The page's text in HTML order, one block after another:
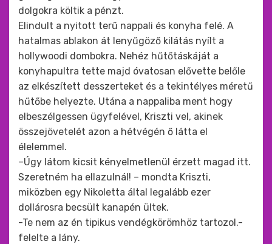
dolgokra költik a pénzt.
Elindult a nyitott terű nappali és konyha felé. A
hatalmas ablakon át lenyűgöző kilátás nyílt a
hollywoodi dombokra. Nehéz hűtőtáskáját a
konyhapultra tette majd óvatosan elővette belőle
az elkészített desszerteket és a tekintélyes méretű
hűtőbe helyezte. Utána a nappaliba ment hogy
elbeszélgessen ügyfelével, Kriszti vel, akinek
összejövetelét azon a hétvégén ő látta el
élelemmel.
–Úgy látom kicsit kényelmetlenül érzett magad itt.
Szeretném ha ellazulnál! – mondta Kriszti,
miközben egy Nikoletta által legalább ezer
dollárosra becsült kanapén ültek.
-Te nem az én tipikus vendégkörömhöz tartozol.-
felelte a lány.